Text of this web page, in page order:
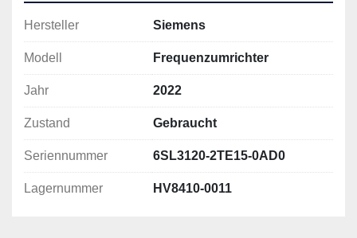
Hersteller Siemens
Modell Frequenzumrichter
Jahr 2022
Zustand Gebraucht
Seriennummer 6SL3120-2TE15-0AD0
Lagernummer HV8410-0011